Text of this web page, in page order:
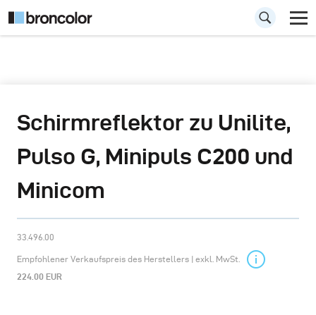
Schirmreflektor zu Unilite,
Pulso G, Minipuls C200 und
Minicom
33.496.00
Empfohlener Verkaufspreis des Herstellers | exkl. MwSt.
224.00 EUR